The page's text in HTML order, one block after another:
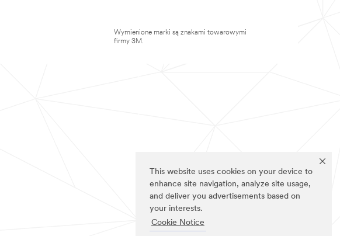
This website uses cookies on your device to
enhance site navigation, analyze site usage,
and deliver you advertisements based on
your interests.
Cookie Notice
Wymienione marki są znakami towarowymi
firmy 3M.